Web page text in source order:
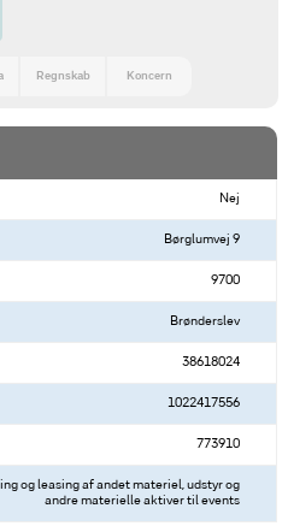
Regnskab Koncern
Nej
Børglumvej 9
9700
Brønderslev
38618024
1022417556
773910
og leasing af andet materiel, udstyr og
andre materielle aktiver til events